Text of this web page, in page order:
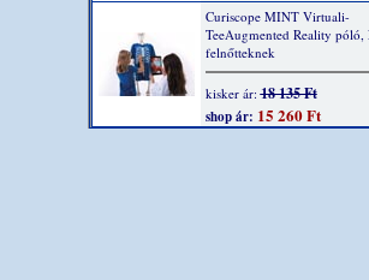
Curiscope MINT Virtuali-
TeeAugmented Reality póló,
felnőtteknek
kisker ár:18 135 Ft
shop ár: 15 260 Ft